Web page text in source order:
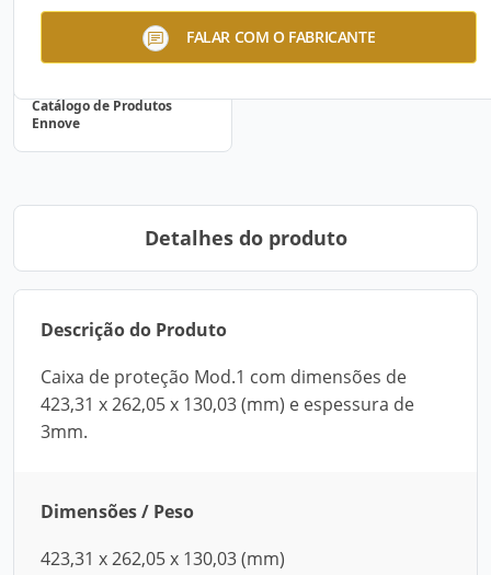
FALAR COM O FABRICANTE
Catálogo de Produtos
Ennove
Detalhes do produto
Descrição do Produto
Caixa de proteção Mod.1 com dimensões de
423,31 x 262,05 x 130,03 (mm) e espessura de
3mm.
Dimensões / Peso
423,31 x 262,05 x 130,03 (mm)